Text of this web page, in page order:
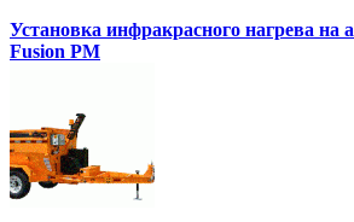
Установка инфракрасного нагрева на
Fusion PM